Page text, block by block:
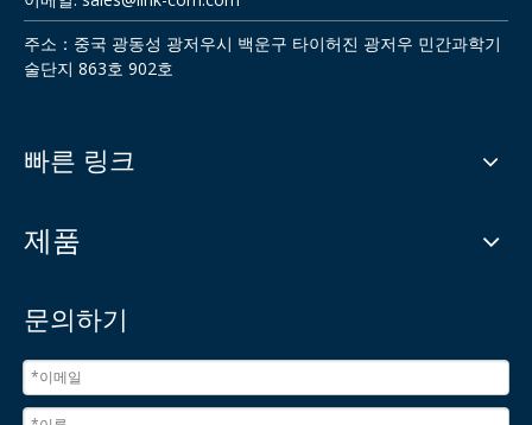
주소：중국 광동성 광저우시 백운구 타이허진 광저우 민간과학기
술단지 863호 902호
빠른 링크
제품
문의하기